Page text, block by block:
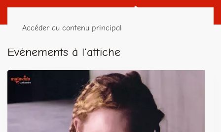
Accéder au contenu principal
Événements à l'affiche